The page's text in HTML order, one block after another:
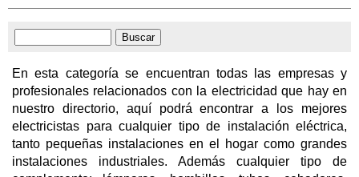
En esta categoría se encuentran todas las empresas y
profesionales relacionados con la electricidad que hay en
nuestro directorio, aquí podrá encontrar a los mejores
electricistas para cualquier tipo de instalación eléctrica,
tanto pequeñas instalaciones en el hogar como grandes
instalaciones industriales. Además cualquier tipo de